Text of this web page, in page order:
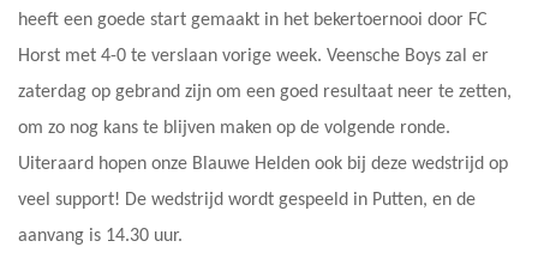
heeft een goede start gemaakt in het bekertoernooi door FC
Horst met 4-0 te verslaan vorige week. Veensche Boys zal er
zaterdag op gebrand zijn om een goed resultaat neer te zetten,
om zo nog kans te blijven maken op de volgende ronde.
Uiteraard hopen onze Blauwe Helden ook bij deze wedstrijd op
veel support! De wedstrijd wordt gespeeld in Putten, en de
aanvang is 14.30 uur.